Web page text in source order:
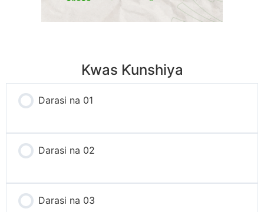
Kwas Ƙunshiya
Darasi na 01
Darasi na 02
Darasi na 03